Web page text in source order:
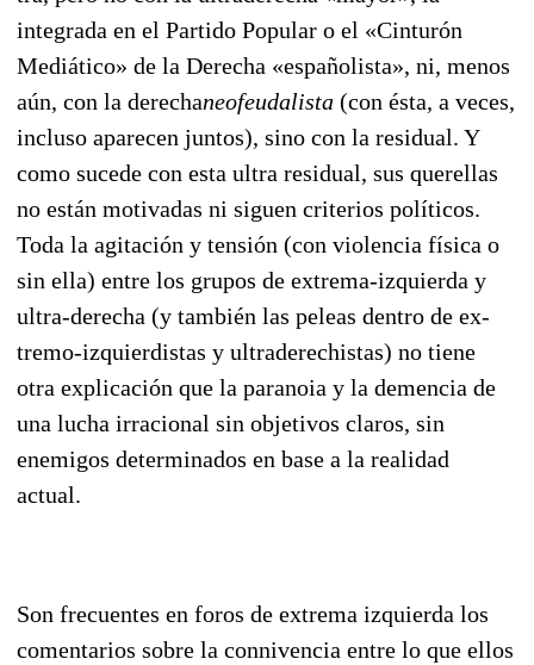
integrada en el Partido Popular o el «Cinturón
Mediáti­co» de la Derecha «españolista», ni, menos
aún, con la derechaneofeudalista (con ésta, a veces,
incluso aparecen juntos), sino con la residual. Y
como sucede con esta ultra residual, sus querellas
no están motivadas ni siguen criterios políticos.
Toda la agitación y tensión (con violencia física o
sin ella) entre los grupos de extrema-izquierda y
ultra-derecha (y también las peleas dentro de ex­
tremo-izquierdistas y ultraderechistas) no tiene
otra explicación que la paranoia y la demencia de
una lucha irracional sin objetivos claros, sin
enemigos determinados en base a la realidad
actual.
Son frecuentes en foros de extrema izquierda los
comentarios sobre la connivencia entre lo que ellos